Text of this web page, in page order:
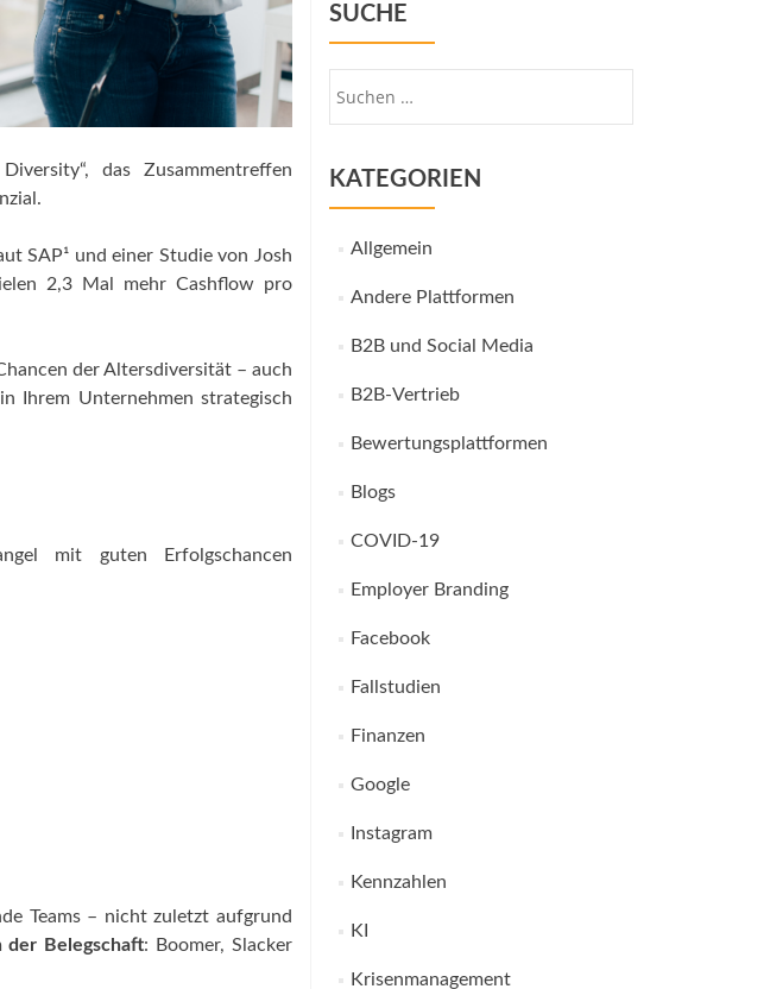
das Zusammentreffen
SAP¹ und einer Studie von Josh
2,3 Mal mehr Cashflow pro
der Altersdiversität – auch
Ihrem Unternehmen strategisch
mit guten Erfolgschancen
Teams – nicht zuletzt aufgrund
der Belegschaft: Boomer, Slacker
SUCHE
KATEGORIEN
Allgemein
Andere Plattformen
B2B und Social Media
B2B-Vertrieb
Bewertungsplattformen
Blogs
COVID-19
Employer Branding
Facebook
Fallstudien
Finanzen
Google
Instagram
Kennzahlen
KI
Krisenmanagement